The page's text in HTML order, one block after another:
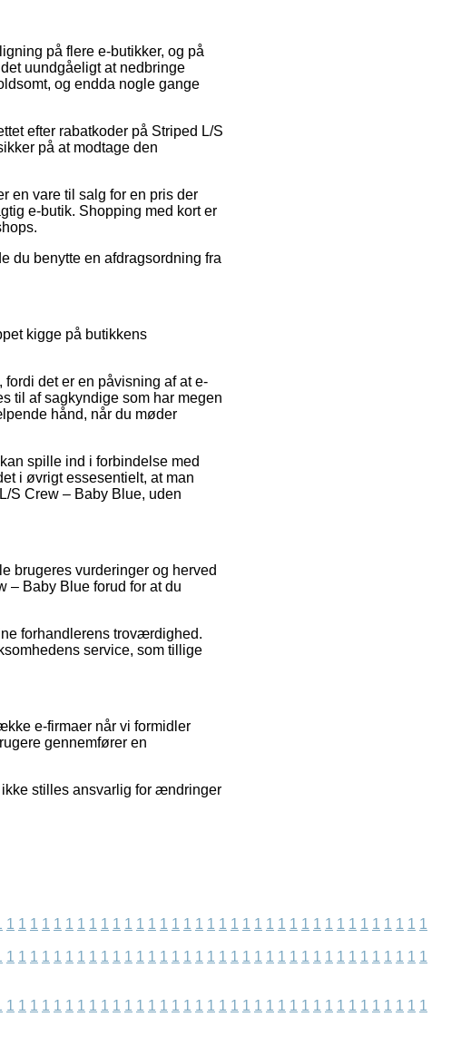
på flere e-butikker, og på
uundgåeligt at nedbringe
og endda nogle gange
efter rabatkoder på Striped L/S
på at modtage den
en vare til salg for en pris der
e-butik. Shopping med kort er
du benytte en afdragsordning fra
kigge på butikkens
det er en påvisning af at e-
til af sagkyndige som har megen
hånd, når du møder
spille ind i forbindelse med
i øvrigt essesentielt, at man
S Crew – Baby Blue, uden
brugeres vurderinger og herved
– Baby Blue forud for at du
forhandlerens troværdighed.
service, som tillige
e-firmaer når vi formidler
gennemfører en
stilles ansvarlig for ændringer
1 1 1 1 1 1 1 1 1 1 1 1 1 1 1 1 1 1 1 1 1 1 1 1 1 1 1 1 1 1 1 1 1 1 1 1
1 1 1 1 1 1 1 1 1 1 1 1 1 1 1 1 1 1 1 1 1 1 1 1 1 1 1 1 1 1 1 1 1 1 1 1
1 1 1 1 1 1 1 1 1 1 1 1 1 1 1 1 1 1 1 1 1 1 1 1 1 1 1 1 1 1 1 1 1 1 1 1